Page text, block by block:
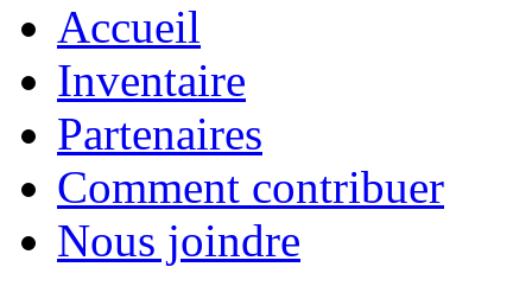
Accueil
Inventaire
Partenaires
Comment contribuer
Nous joindre